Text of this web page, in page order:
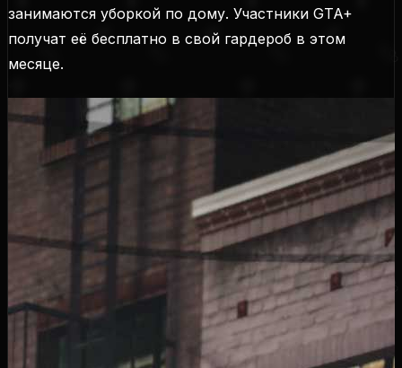
занимаются уборкой по дому. Участники GTA+
получат её бесплатно в свой гардероб в этом
месяце.